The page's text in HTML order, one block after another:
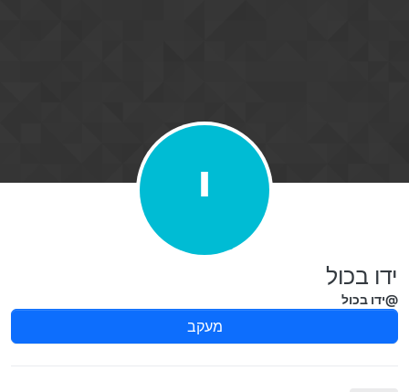
י
ידו בכול
@ידו בכול
מעקב